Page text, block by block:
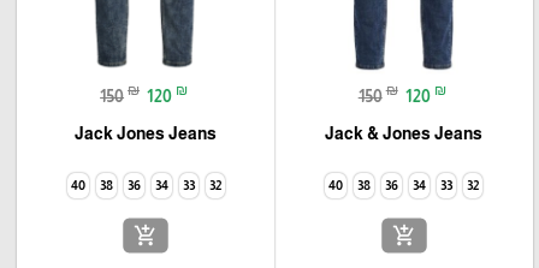
150 ₪ 120 ₪
Jack & Jones Jeans
32
33
34
36
38
40
add_shopping_cart
150 ₪ 120 ₪
Jack Jones Jeans
32
33
34
36
38
40
add_shopping_cart